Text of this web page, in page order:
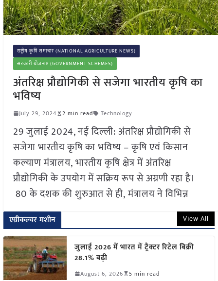
राष्ट्रीय कृषि समाचार (NATIONAL AGRICULTURE NEWS)
सरकारी योजनाएं (GOVERNMENT SCHEMES)
अंतरिक्ष प्रौद्योगिकी से सजेगा भारतीय कृषि का
भविष्य
July 29, 2024 2 min read Technology
29 जुलाई 2024, नई दिल्ली: अंतरिक्ष प्रौद्योगिकी से
सजेगा भारतीय कृषि का भविष्य – कृषि एवं किसान
कल्याण मंत्रालय, भारतीय कृषि क्षेत्र में अंतरिक्ष
प्रौद्योगिकी के उपयोग में सक्रिय रूप से अग्रणी रहा है।
80 के दशक की शुरुआत से ही, मंत्रालय ने विभिन्न
एग्रीकल्चर मशीन View All
जुलाई 2026 में भारत में ट्रैक्टर रिटेल बिक्री
28.1% बढ़ी
August 6, 2026 5 min read